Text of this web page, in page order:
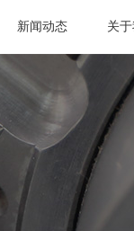
新闻动态 关